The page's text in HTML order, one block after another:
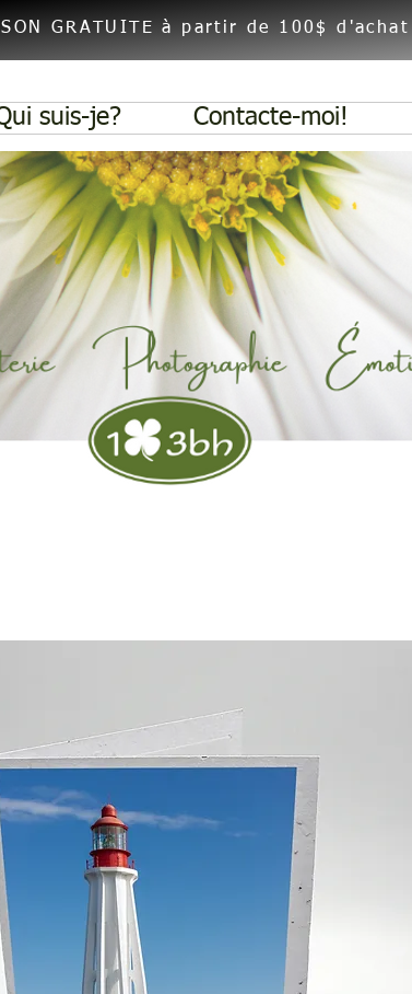
GRATUITE à partir de 100$ d'achat
suis-je? Contacte-moi!